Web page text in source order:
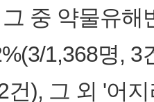
중 약물유해
1,368명,
건), 그 외 '어